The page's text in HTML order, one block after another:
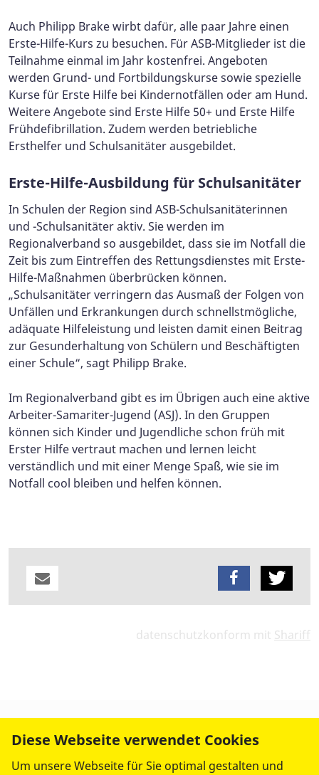
Auch Philipp Brake wirbt dafür, alle paar Jahre einen
Erste-Hilfe-Kurs zu besuchen. Für ASB-Mitglieder ist die
Teilnahme einmal im Jahr kostenfrei. Angeboten
werden Grund- und Fortbildungskurse sowie spezielle
Kurse für Erste Hilfe bei Kindernotfällen oder am Hund.
Weitere Angebote sind Erste Hilfe 50+ und Erste Hilfe
Frühdefibrillation. Zudem werden betriebliche
Ersthelfer und Schulsanitäter ausgebildet.
Erste-Hilfe-Ausbildung für Schulsanitäter
In Schulen der Region sind ASB-Schulsanitäterinnen
und -Schulsanitäter aktiv. Sie werden im
Regionalverband so ausgebildet, dass sie im Notfall die
Zeit bis zum Eintreffen des Rettungsdienstes mit Erste-
Hilfe-Maßnahmen überbrücken können.
„Schulsanitäter verringern das Ausmaß der Folgen von
Unfällen und Erkrankungen durch schnellstmögliche,
adäquate Hilfeleistung und leisten damit einen Beitrag
zur Gesunderhaltung von Schülern und Beschäftigten
einer Schule“, sagt Philipp Brake.
Im Regionalverband gibt es im Übrigen auch eine aktive
Arbeiter-Samariter-Jugend (ASJ). In den Gruppen
können sich Kinder und Jugendliche schon früh mit
Erster Hilfe vertraut machen und lernen leicht
verständlich und mit einer Menge Spaß, wie sie im
Notfall cool bleiben und helfen können.
datenschutzkonform mit Shariff
Diese Webseite verwendet Cookies
Um unsere Webseite für Sie optimal gestalten und